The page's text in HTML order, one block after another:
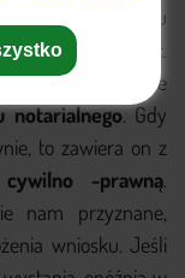
gminy, któremu
nieruchomość.
wymagane
notarialnego. Gdy
to zawiera on z
-prawną.
nam przyznane,
wniosku. Jeśli